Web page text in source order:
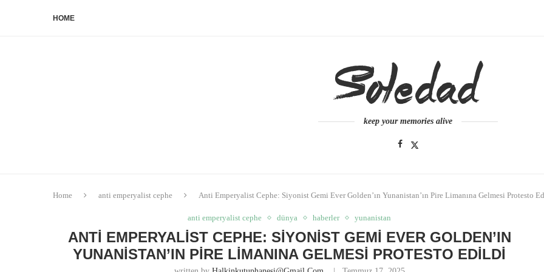
HOME
keep your memories alive
Home anti emperyalist cephe Anti Emperyalist Cephe: Siyonist Gemi Ever Golden’ın Yunanistan’ın Pire Limanına Gelmesi Protesto
anti emperyalist cephe dünya haberler yunanistan
ANTI EMPERYALIST CEPHE: SIYONIST GEMI EVER GOLDEN’IN
YUNANISTAN’IN PIRE LIMANINA GELMESI PROTESTO EDILDI